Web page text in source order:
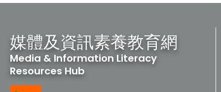
媒體及資訊素養教育網
Media & Information Literacy
Resources Hub